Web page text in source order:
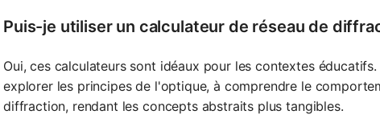
Puis-je utiliser un calculateur de réseau de
Oui, ces calculateurs sont idéaux pour les contextes
explorer les principes de l'optique, à comprendre le
diffraction, rendant les concepts abstraits plus tangibles.